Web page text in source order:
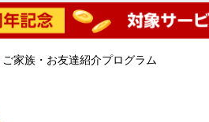
ご家族・お友達紹介プログラム